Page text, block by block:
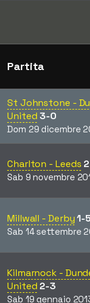
Partita
St Johnstone -
United 3-0
Dom 29 dicembre
Charlton - Leeds
Sab 9 novembre
Millwall - Derby 1-
Sab 14 settembre
Kilmarnock -
United 2-3
Sab 19 gennaio